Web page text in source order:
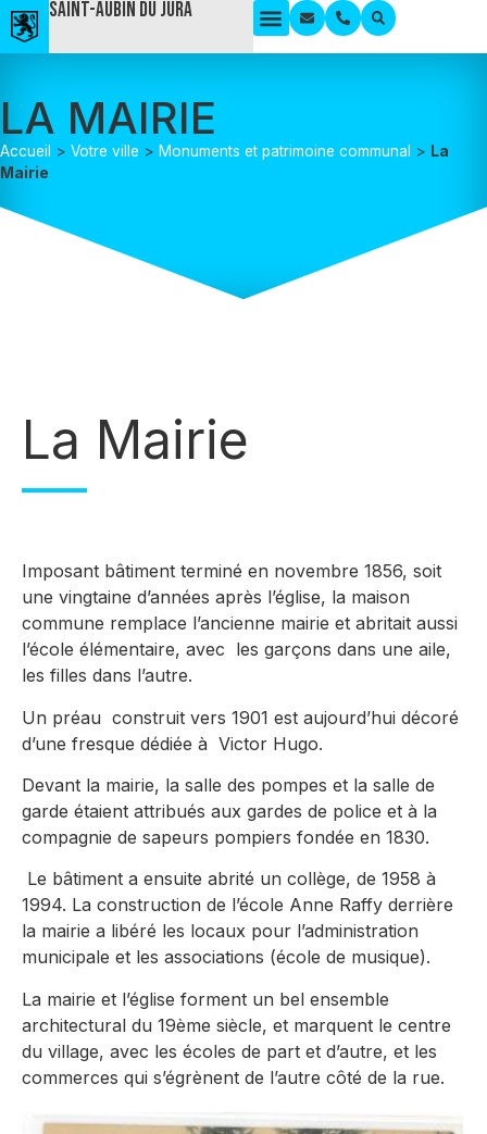
Saint-Aubin du Jura
LA MAIRIE
Accueil > Votre ville > Monuments et patrimoine communal > La
Mairie
La Mairie
Imposant bâtiment terminé en novembre 1856, soit
une vingtaine d’années après l’église, la maison
commune remplace l’ancienne mairie et abritait aussi
l’école élémentaire, avec les garçons dans une aile,
les filles dans l’autre.
Un préau construit vers 1901 est aujourd’hui décoré
d’une fresque dédiée à Victor Hugo.
Devant la mairie, la salle des pompes et la salle de
garde étaient attribués aux gardes de police et à la
compagnie de sapeurs pompiers fondée en 1830.
Le bâtiment a ensuite abrité un collège, de 1958 à
1994. La construction de l’école Anne Raffy derrière
la mairie a libéré les locaux pour l’administration
municipale et les associations (école de musique).
La mairie et l’église forment un bel ensemble
architectural du 19ème siècle, et marquent le centre
du village, avec les écoles de part et d’autre, et les
commerces qui s’égrènent de l’autre côté de la rue.